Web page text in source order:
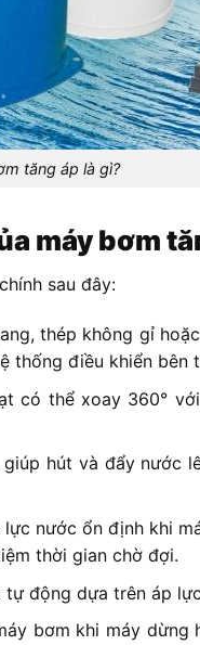
tăng áp là gì?
máy bơm
sau đây:
thép không gỉ
thống điều khiển bên
có thể xoay 360°
hút và đẩy nước
nước ổn định khi
thời gian chờ đợi.
động dựa trên áp
bơm khi máy